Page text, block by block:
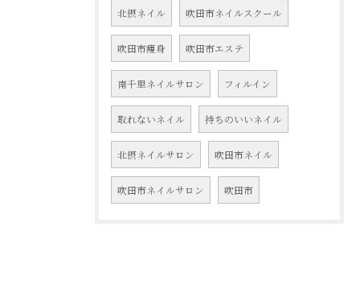
北摂ネイル 吹田市ネイルスクール
吹田市痩身 吹田市エステ
南千里ネイルサロン フィルイン
取れないネイル 持ちのいいネイル
北摂ネイルサロン 吹田市ネイル
吹田市ネイルサロン 吹田市